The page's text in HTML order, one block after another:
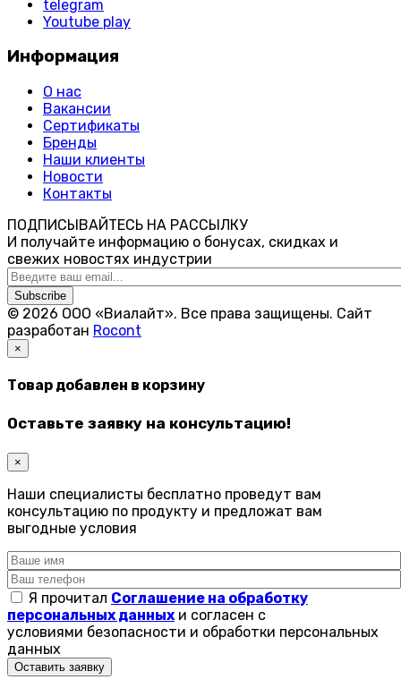
telegram
Youtube play
Информация
О нас
Вакансии
Сертификаты
Бренды
Наши клиенты
Новости
Контакты
ПОДПИСЫВАЙТЕСЬ НА РАССЫЛКУ
И получайте информацию о бонусах, скидках и
свежих новостях индустрии
Subscribe
© 2026 ООО «Виалайт». Все права защищены. Cайт
разработан Rocont
×
Товар добавлен в корзину
Оставьте заявку на консультацию!
×
Наши специалисты бесплатно проведут вам
консультацию по продукту и предложат вам
выгодные условия
Я прочитал Соглашение на обработку
персональных данных и согласен с
условиями безопасности и обработки персональных
данных
Оставить заявку